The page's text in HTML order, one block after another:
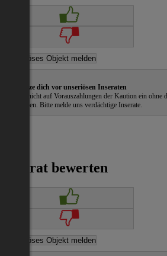
Schütze dich vor unseriösen Inseraten
Gehe nicht auf Vorauszahlungen der Kaution ein
zu haben. Bitte melde uns verdächtige Inserate.
Inserat bewerten